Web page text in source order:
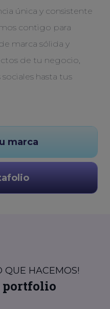
única y consistente
contigo para
marca sólida y
de tu negocio,
hasta tus
marca
QUE HACEMOS!
portfolio